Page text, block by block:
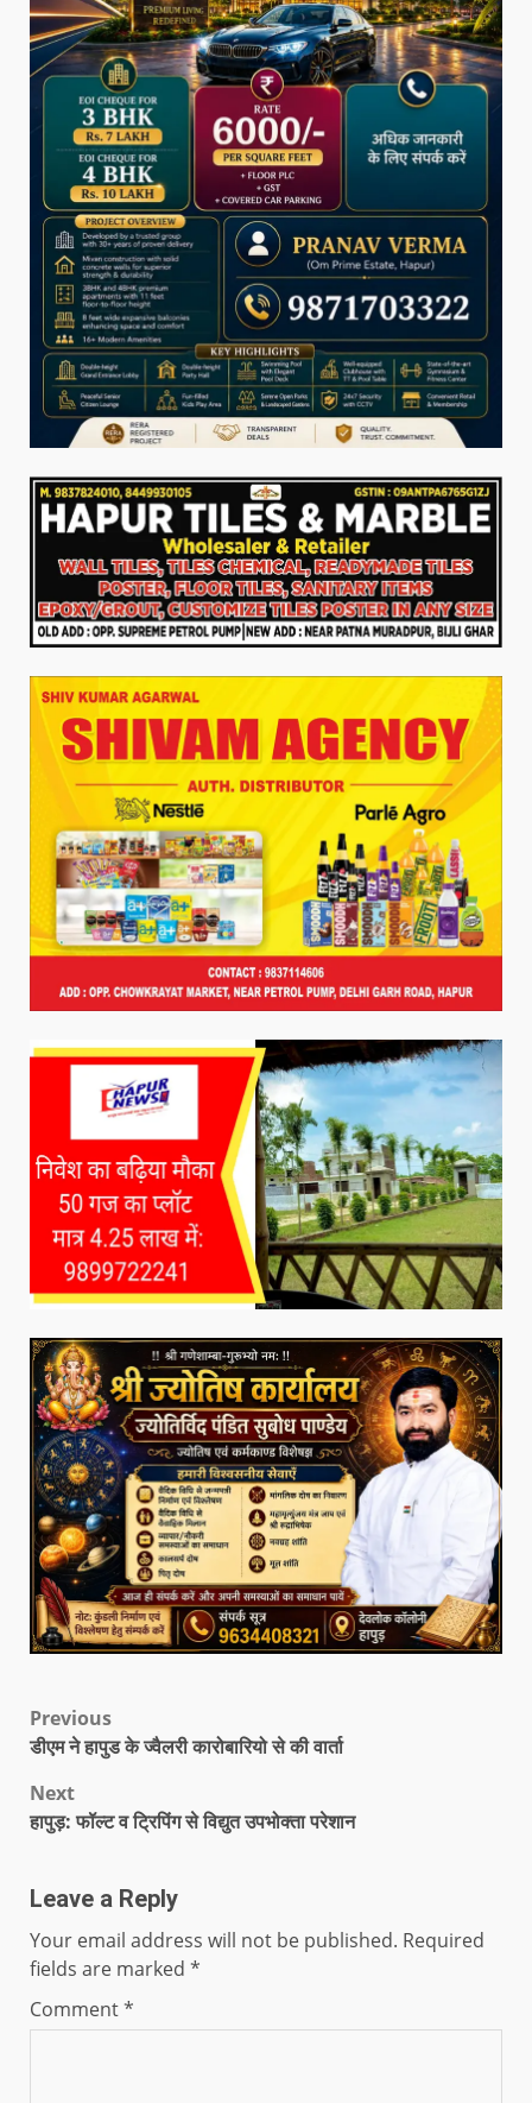
Previous
डीएम ने हापुड के ज्वैलरी कारोबारियो से की वार्ता
Next
हापुड़: फॉल्ट व ट्रिपिंग से विद्युत उपभोक्ता परेशान
Leave a Reply
Your email address will not be published. Required
fields are marked *
Comment*